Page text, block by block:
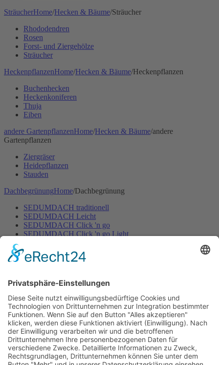
SträucherHome/Hecken & Bäume/Sträucher
Rhododendren
Rosen
Forst- und Ziergehölze
Sträucher
HeckenpflanzenHome/Hecken & Bäume/Heckenpflanzen
Buchenhecken
Heckenkoniferen
Thuja
Eiben
andere GartenpflanzenHome/Hecken & Bäume/andere
Gartenpflanzen
Ziergräser
Heidepflanzen
Stauden
DachbegrünungHome/Dachbegrünung
SEDUMDACH traditionell
SEDUMDACH Leicht
SEDUMDACH Click 'n go
SEDUMDACH Click 'n go Light
Biodiversitätsdach Leicht
Rasen
Hecken & Beete
Zubehör Bewässerung
MähroboterHome/Mähroboter
Mähroboter mit Begrenzungskabel
Mähroboter ohne Begrenzungskabel
Zubehör für Mähroboter